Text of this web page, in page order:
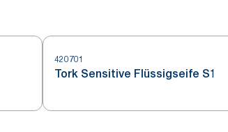
420701
Tork Sensitive Flüssigseife S1